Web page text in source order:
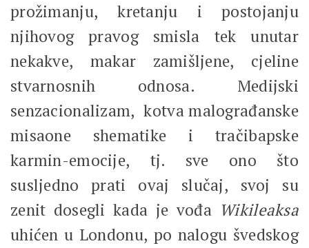
prožimanju, kretanju i postojanju
njihovog pravog smisla tek unutar
nekakve, makar zamišljene, cjeline
stvarnosnih odnosa. Medijski
senzacionalizam, kotva malograđanske
misaone shematike i tračibapske
karmin-emocije, tj. sve ono što
susljedno prati ovaj slučaj, svoj su
zenit dosegli kada je vođa Wikileaksa
uhićen u Londonu, po nalogu švedskog